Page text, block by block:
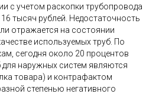
с учетом раскопки трубопровода
тысяч рублей. Недостаточность
отражается на состоянии
используемых труб. По
сегодня около 20 процентов
наружных систем являются
товара) и контрафактом
степенью негативного